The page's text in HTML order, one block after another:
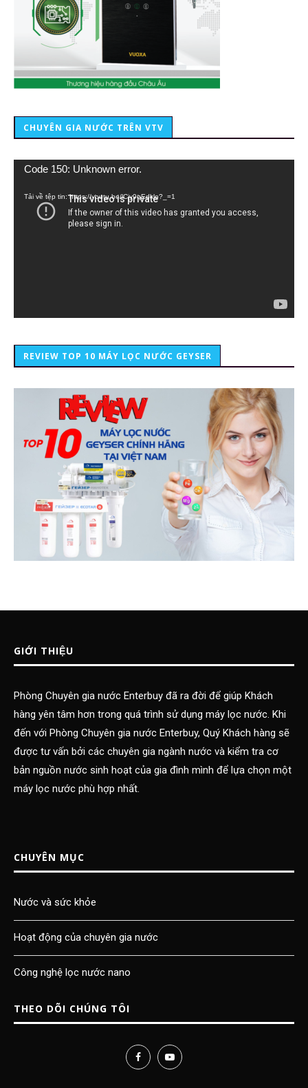
CHUYÊN GIA NƯỚC TRÊN VTV
Trình
Code 150: Unknown error.
Tải về tệp tin: https://youtu.be/lCiy9qEdklo?_=1
REVIEW TOP 10 MÁY LỌC NƯỚC GEYSER
GIỚI THIỆU
Phòng Chuyên gia nước Enterbuy đã ra đời để giúp Khách
hàng yên tâm hơn trong quá trình sử dụng máy lọc nước. Khi
đến với Phòng Chuyên gia nước Enterbuy, Quý Khách hàng sẽ
được tư vấn bởi các chuyên gia ngành nước và kiểm tra cơ
bản nguồn nước sinh hoạt của gia đình mình để lựa chọn một
máy lọc nước phù hợp nhất.
CHUYÊN MỤC
Nước và sức khỏe
Hoạt động của chuyên gia nước
Công nghệ lọc nước nano
THEO DÕI CHÚNG TÔI